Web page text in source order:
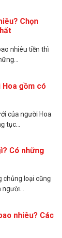
Chọn
nhiêu tiền thì
Hoa gồm có
của người Hoa
tục...
Có những
chủng loại cũng
người...
nhiêu? Các